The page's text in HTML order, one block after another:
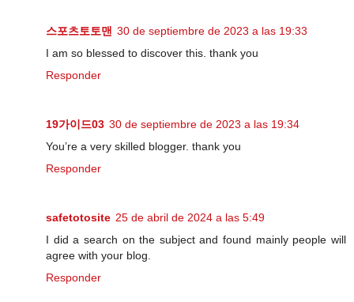
스포츠토토맨 30 de septiembre de 2023 a las 19:33
I am so blessed to discover this. thank you
Responder
19가이드03 30 de septiembre de 2023 a las 19:34
You’re a very skilled blogger. thank you
Responder
safetotosite 25 de abril de 2024 a las 5:49
I did a search on the subject and found mainly people will
agree with your blog.
Responder